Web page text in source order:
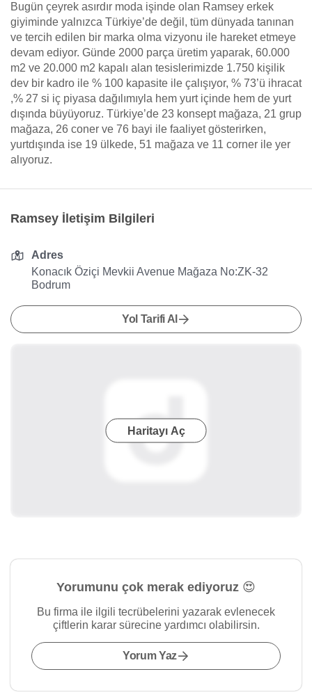
Bugün çeyrek asırdır moda işinde olan Ramsey erkek
giyiminde yalnızca Türkiye’de değil, tüm dünyada tanınan
ve tercih edilen bir marka olma vizyonu ile hareket etmeye
devam ediyor. Günde 2000 parça üretim yaparak, 60.000
m2 ve 20.000 m2 kapalı alan tesislerimizde 1.750 kişilik
dev bir kadro ile % 100 kapasite ile çalışıyor, % 73’ü ihracat
,% 27 si iç piyasa dağılımıyla hem yurt içinde hem de yurt
dışında büyüyoruz. Türkiye’de 23 konsept mağaza, 21 grup
mağaza, 26 coner ve 76 bayi ile faaliyet gösterirken,
yurtdışında ise 19 ülkede, 51 mağaza ve 11 corner ile yer
alıyoruz.
Ramsey İletişim Bilgileri
Adres
Konacık Öziçi Mevkii Avenue Mağaza No:ZK-32
Bodrum
Yol Tarifi Al
Haritayı Aç
Yorumunu çok merak ediyoruz 😍
Bu firma ile ilgili tecrübelerini yazarak evlenecek
çiftlerin karar sürecine yardımcı olabilirsin.
Yorum Yaz